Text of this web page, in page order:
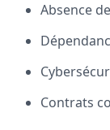
Absence
Contrats